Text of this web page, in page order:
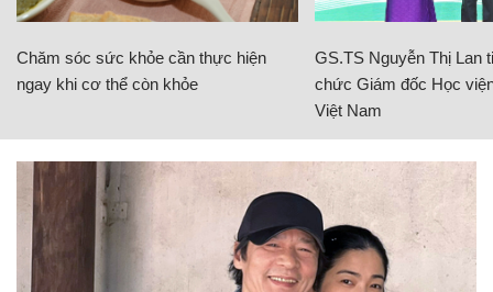
Chăm sóc sức khỏe cần thực hiện
ngay khi cơ thể còn khỏe
GS.TS Nguyễn Thị Lan
chức Giám đốc Học
Việt Nam